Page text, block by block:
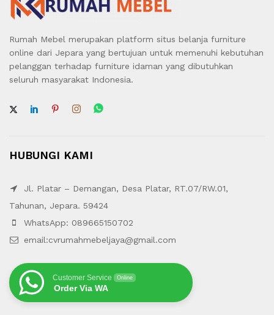
Rumah Mebel merupakan platform situs belanja furniture
online dari Jepara yang bertujuan untuk memenuhi kebutuhan
pelanggan terhadap furniture idaman yang dibutuhkan
seluruh masyarakat Indonesia.
HUBUNGI KAMI
Jl. Platar – Demangan, Desa Platar, RT.07/RW.01,
Tahunan, Jepara. 59424
WhatsApp: 089665150702
email:cvrumahmebeljaya@gmail.com
Customer Service Online
Order Via WA